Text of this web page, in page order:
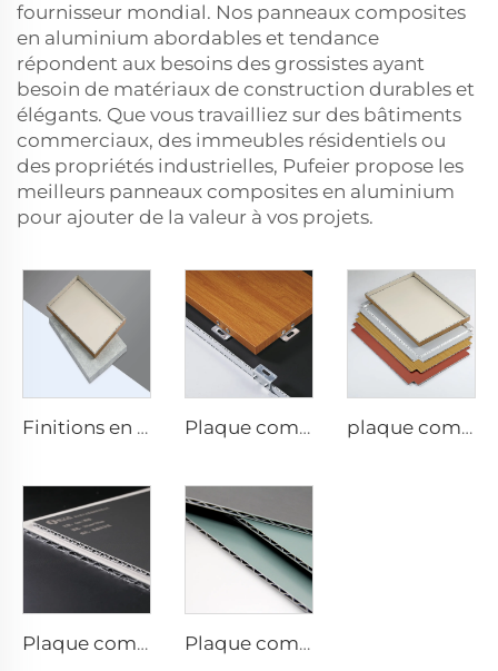
fournisseur mondial. Nos panneaux composites
en aluminium abordables et tendance
répondent aux besoins des grossistes ayant
besoin de matériaux de construction durables et
élégants. Que vous travailliez sur des bâtiments
commerciaux, des immeubles résidentiels ou
des propriétés industrielles, Pufeier propose les
meilleurs panneaux composites en aluminium
pour ajouter de la valeur à vos projets.
Finitions en pierre acp - 4 mm x 1 220 mm x 2 440 mm Plaque composite ACP pour finitions bois - 4 mm x 1 220 mm x 2 440 mm plaque composite en aluminium de 4 mm - 4 mm 1220 mm x 2440 mm (122 cm x 244 cm)
Plaque composite aluminium finitions métalliques - 0,4 cm x 122 cm x 244 cm Plaque composite en aluminium finitions solides - 4 mm x 1 220 mm x 2 440 mm